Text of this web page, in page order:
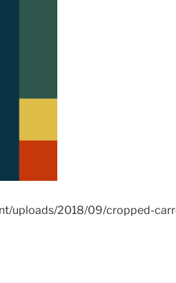
uploads/2018/09/cropped-